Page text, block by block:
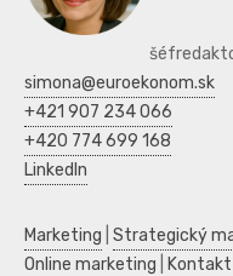
simona@euroekonom.sk
+421 907 234 066
+420 774 699 168
LinkedIn
Marketing Strategický
Online marketing
Kontakt